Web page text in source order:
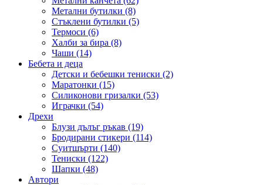
Метални бутилки (8)
Стъклени бутилки (5)
Термоси (6)
Халби за бира (8)
Чаши (14)
Бебета и деца
Детски и бебешки тениски (2)
Маратонки (15)
Силиконови гризалки (53)
Играчки (54)
Дрехи
Блузи дълъг ръкав (19)
Бродирани стикери (114)
Суитшърти (140)
Тениски (122)
Шапки (48)
Автори